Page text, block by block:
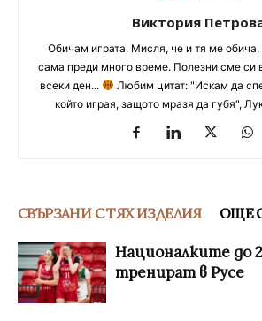
Виктория
Обичам играта. Мисля, че и тя ме
сама преди много време. Полезни сме си
всеки ден...
Любим цитат: "Искам да
който играя, защото мразя да губя",
СВЪРЗАНИ С ТЯХ ИЗДЕЛИЯ ОЩЕ
Националките до
тренират в Русе